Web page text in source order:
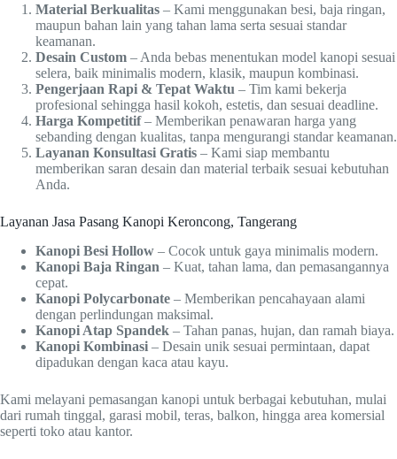
Material Berkualitas – Kami menggunakan besi, baja ringan,
maupun bahan lain yang tahan lama serta sesuai standar
keamanan.
Desain Custom – Anda bebas menentukan model kanopi sesuai
selera, baik minimalis modern, klasik, maupun kombinasi.
Pengerjaan Rapi & Tepat Waktu – Tim kami bekerja
profesional sehingga hasil kokoh, estetis, dan sesuai deadline.
Harga Kompetitif– Memberikan penawaran harga yang
sebanding dengan kualitas, tanpa mengurangi standar keamanan.
Layanan Konsultasi Gratis – Kami siap membantu
memberikan saran desain dan material terbaik sesuai kebutuhan
Anda.
Layanan Jasa Pasang Kanopi Keroncong, Tangerang
Kanopi Besi Hollow – Cocok untuk gaya minimalis modern.
Kanopi Baja Ringan – Kuat, tahan lama, dan pemasangannya
cepat.
Kanopi Polycarbonate – Memberikan pencahayaan alami
dengan perlindungan maksimal.
Kanopi Atap Spandek – Tahan panas, hujan, dan ramah biaya.
Kanopi Kombinasi – Desain unik sesuai permintaan, dapat
dipadukan dengan kaca atau kayu.
Kami melayani pemasangan kanopi untuk berbagai kebutuhan, mulai
dari rumah tinggal, garasi mobil, teras, balkon, hingga area komersial
seperti toko atau kantor.